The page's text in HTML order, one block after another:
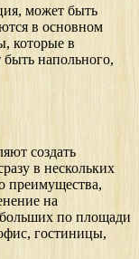
может быть
в основном
которые в
быть напольного,
создать
в нескольких
преимущества,
на
по площади
гостиницы,